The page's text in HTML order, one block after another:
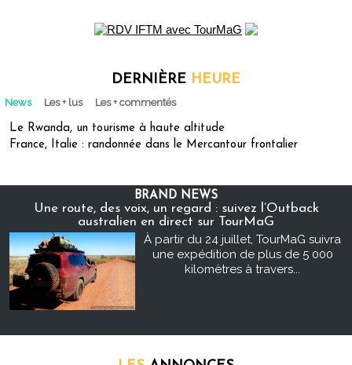
DERNIÈRE HEURE
News Les + lus Les + commentés
Le Rwanda, un tourisme à haute altitude
France, Italie : randonnée dans le Mercantour frontalier
BRAND NEWS
Une route, des voix, un regard : suivez l’Outback
australien en direct sur TourMaG
À partir du 24 juillet, TourMaG suivra
une expédition de plus de 5 000
kilomètres à travers...